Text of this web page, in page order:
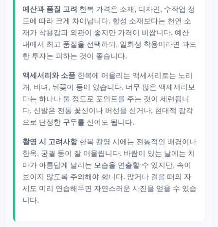
예산과 품질 고려 한복 가격은 소재, 디자인, 수작업 정
도에 따라 크게 차이납니다. 합성 소재보다는 천연 소
재가 착용감과 외관이 좋지만 가격이 비쌉니다. 예산
내에서 최고 품질을 선택하되, 일회성 착용이라면 과도
한 투자는 피하는 것이 좋습니다.
액세서리와 소품 한복에 어울리는 액세서리로는 노리
개, 비녀, 뒤꽂이 등이 있습니다. 너무 많은 액세서리보
다는 하나나 둘 정도로 포인트를 주는 것이 세련됩니
다. 신발은 전통 꽃신이나 버선을 신거나, 현대적 감각
으로 단정한 구두를 신어도 됩니다.
촬영 시 고려사항한복 촬영 시에는 전통적인 배경이나
한옥, 궁궐 등이 잘 어울립니다. 바람이 있는 날에는 치
마가 아름답게 날리는 모습을 연출할 수 있지만, 속이
보이지 않도록 주의해야 합니다. 앉거나 걸을 때의 자
세도 미리 연습해두면 자연스러운 사진을 얻을 수 있습
니다.